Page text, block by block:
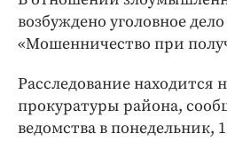
возбуждено уголовное
«Мошенничество при
Расследование находится
прокуратуры района,
ведомства в понедельник,